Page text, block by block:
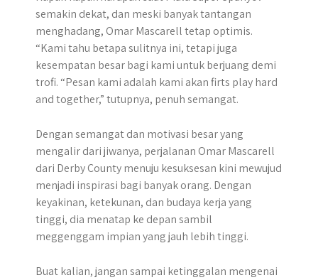
semakin dekat, dan meski banyak tantangan
menghadang, Omar Mascarell tetap optimis.
“Kami tahu betapa sulitnya ini, tetapi juga
kesempatan besar bagi kami untuk berjuang demi
trofi. “Pesan kami adalah kami akan firts play hard
and together,” tutupnya, penuh semangat.
Dengan semangat dan motivasi besar yang
mengalir dari jiwanya, perjalanan Omar Mascarell
dari Derby County menuju kesuksesan kini mewujud
menjadi inspirasi bagi banyak orang. Dengan
keyakinan, ketekunan, dan budaya kerja yang
tinggi, dia menatap ke depan sambil
meggenggam impian yang jauh lebih tinggi.
Buat kalian, jangan sampai ketinggalan mengenai